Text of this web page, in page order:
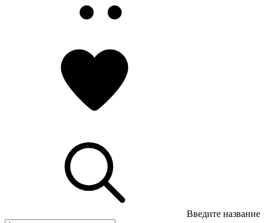
Введите название